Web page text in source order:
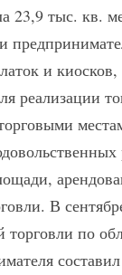
23,9 тыс. кв.
и
реализации
В
торговли по